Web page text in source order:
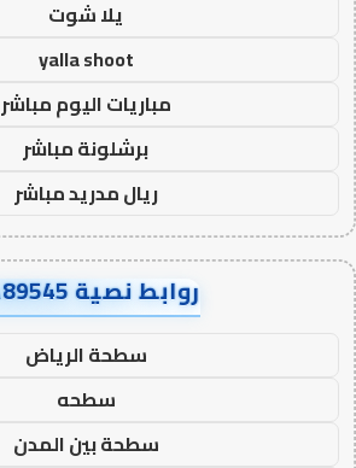
يلا شوت
yalla shoot
مباريات اليوم مباشر
برشلونة مباشر
ريال مدريد مباشر
روابط نصية AA89545
سطحة الرياض
سطحه
سطحة بين المدن